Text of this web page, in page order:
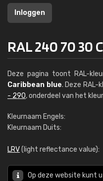
Inloggen
RAL 240 70 30
Deze pagina toont RAL-
Caribbean blue. Deze RAL-
- 290, onderdeel van het
Kleurnaam Engels:
Kleurnaam Duits:
LRV(light reflectance value):
Op deze website kunt